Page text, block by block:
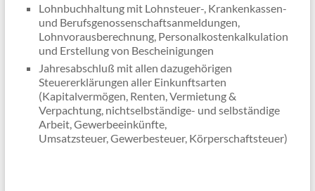
Lohnbuchhaltung mit Lohnsteuer-, Krankenkassen-
und Berufsgenossenschaftsanmeldungen,
Lohnvorausberechnung, Personalkostenkalkulation
und Erstellung von Bescheinigungen
Jahresabschluß mit allen dazugehörigen
Steuererklärungen aller Einkunftsarten
(Kapitalvermögen, Renten, Vermietung &
Verpachtung, nichtselbständige- und selbständige
Arbeit, Gewerbeeinkünfte,
Umsatzsteuer, Gewerbesteuer, Körperschaftsteuer)